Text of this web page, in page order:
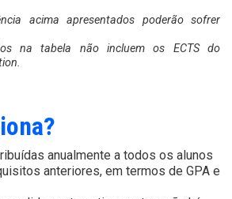
acima apresentados poderão sofrer
na tabela não incluem os ECTS do
anualmente a todos os alunos
anteriores, em termos de GPA e